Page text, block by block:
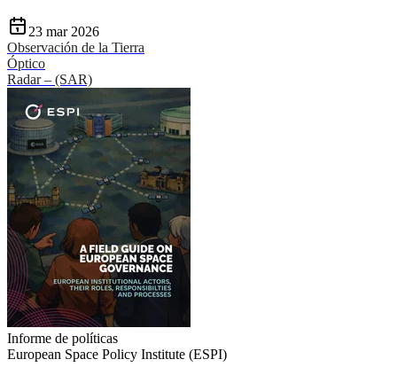
23 mar 2026
Observación de la Tierra
Óptico
Radar – (SAR)
Informe de políticas
European Space Policy Institute (ESPI)